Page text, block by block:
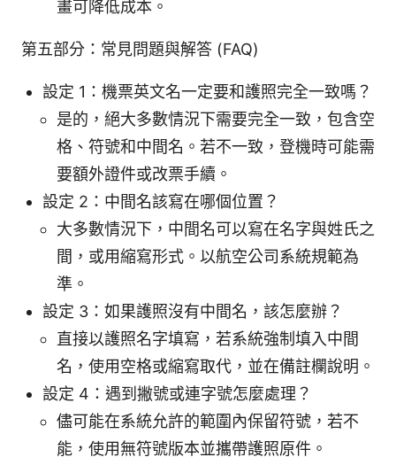
畫可降低成本。
第五部分：常見問題與解答 (FAQ)
設定 1：機票英文名一定要和護照完全一致嗎？
是的，絕大多數情況下需要完全一致，包含空
格、符號和中間名。若不一致，登機時可能需
要額外證件或改票手續。
設定 2：中間名該寫在哪個位置？
大多數情況下，中間名可以寫在名字與姓氏之
間，或用縮寫形式。以航空公司系統規範為
準。
設定 3：如果護照沒有中間名，該怎麼辦？
直接以護照名字填寫，若系統強制填入中間
名，使用空格或縮寫取代，並在備註欄說明。
設定 4：遇到撇號或連字號怎麼處理？
儘可能在系統允許的範圍內保留符號，若不
能，使用無符號版本並攜帶護照原件。